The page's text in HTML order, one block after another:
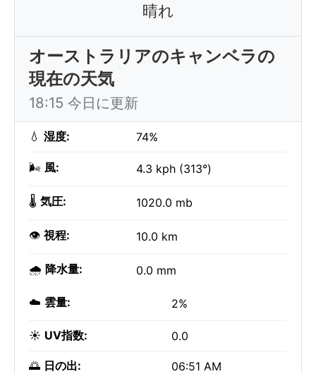
晴れ
オーストラリアのキャンベラの
現在の天気
18:15 今日に更新
💧 湿度: 74%
🌬️ 風: 4.3 kph (313°)
🌡️ 気圧: 1020.0 mb
👁️ 視程: 10.0 km
🌧️ 降水量: 0.0 mm
☁️ 雲量: 2%
☀️ UV指数: 0.0
🌅 日の出: 06:51 AM